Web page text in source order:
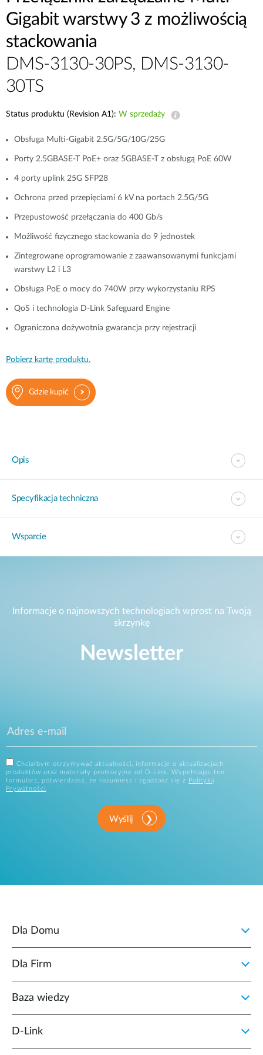
Gigabit warstwy 3 z możliwością
stackowania
DMS-3130-30PS, DMS-3130-
30TS
Status produktu (Revision A1): W sprzedaży
Obsługa Multi-Gigabit 2.5G/5G/10G/25G
Porty 2.5GBASE-T PoE+ oraz 5GBASE-T z obsługą PoE 60W
4 porty uplink 25G SFP28
Ochrona przed przepięciami 6 kV na portach 2.5G/5G
Przepustowość przełączania do 400 Gb/s
Możliwość fizycznego stackowania do 9 jednostek
Zintegrowane oprogramowanie z zaawansowanymi funkcjami
warstwy L2 i L3
Obsługa PoE o mocy do 740W przy wykorzystaniu RPS
QoS i technologia D-Link Safeguard Engine
Ograniczona dożywotnia gwarancja przy rejestracji
Pobierz kartę produktu.
Gdzie kupić
Opis
Specyfikacja techniczna
Wsparcie
Informacje o najnowszych technologiach wprost na Twoją
skrzynkę
Newsletter
Chciałbym otrzymywać aktualności, informacje o aktualizacjach
produktów oraz materiały promocyjne od D-Link. Wypełniając ten
formularz, potwierdzasz, że rozumiesz i zgadzasz się z
Polityką
Prywatności.
Wyślij
Dla Domu
Dla Firm
Baza wiedzy
D‑Link